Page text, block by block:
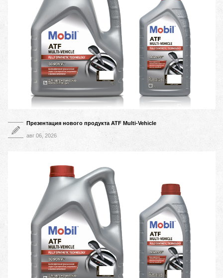
Презентация нового продукта ATF Multi-Vehicle
авг 06, 2026